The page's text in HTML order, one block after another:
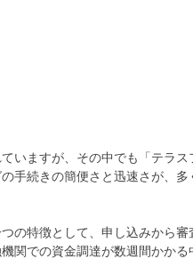
いますが、その中でも「テラ
手続きの簡便さと迅速さが、
の特徴として、申し込みから
関での資金調達が数週間かか